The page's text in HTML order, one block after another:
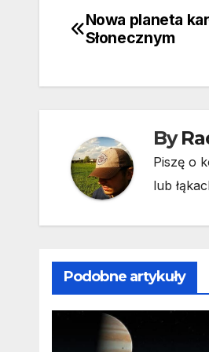
Nawigacja
Nowa planeta
Słonecznym
By
Piszę o
lub
Podobne artykuły